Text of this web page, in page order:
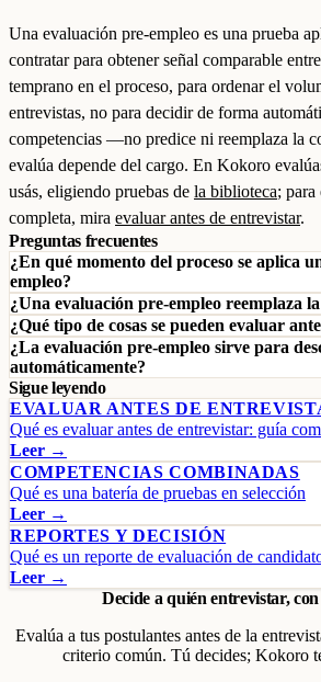
Una evaluación pre-empleo es una prueba
contratar para obtener señal comparable
temprano en el proceso, para ordenar el
entrevistas, no para decidir de forma
competencias —no predice ni reemplaza la
evalúa depende del cargo. En Kokoro
usás, eligiendo pruebas de la biblioteca; para
completa, mira evaluar antes de entrevistar.
Preguntas frecuentes
¿En qué momento del proceso se aplica
empleo?
¿Una evaluación pre-empleo reemplaza
¿Qué tipo de cosas se pueden evaluar
¿La evaluación pre-empleo sirve para
automáticamente?
Sigue leyendo
EVALUAR ANTES DE
Qué es evaluar antes de entrevistar: guía
Leer →
COMPETENCIAS COMBINADAS
Qué es una batería de pruebas en selección
Leer →
REPORTES Y DECISIÓN
Qué es un reporte de evaluación de
Leer →
Decide a quién entrevistar,
Evalúa a tus postulantes antes de la
criterio común. Tú decides; Kokoro